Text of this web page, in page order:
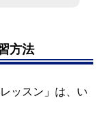
方法
ッスン」は、い